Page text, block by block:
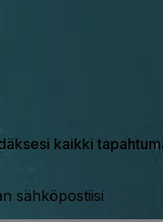
kaikki
sähköpostiisi